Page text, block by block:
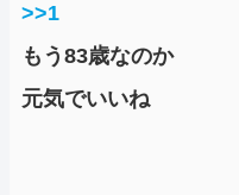
>>1
もう83歳なのか
元気でいいね